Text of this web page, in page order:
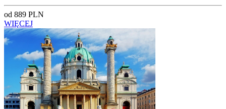
od 889 PLN
WIĘCEJ